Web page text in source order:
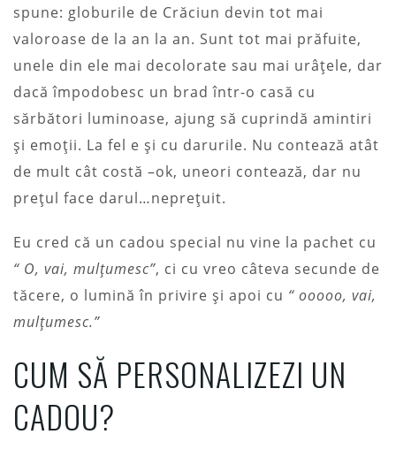
spune: globurile de Crăciun devin tot mai
valoroase de la an la an. Sunt tot mai prăfuite,
unele din ele mai decolorate sau mai urâțele, dar
dacă împodobesc un brad într-o casă cu
sărbători luminoase, ajung să cuprindă amintiri
și emoții. La fel e și cu darurile. Nu contează atât
de mult cât costă –ok, uneori contează, dar nu
prețul face darul…neprețuit.
Eu cred că un cadou special nu vine la pachet cu
“ O, vai, mulțumesc”, ci cu vreo câteva secunde de
tăcere, o lumină în privire și apoi cu “ ooooo, vai,
mulțumesc.”
CUM SĂ PERSONALIZEZI UN
CADOU?